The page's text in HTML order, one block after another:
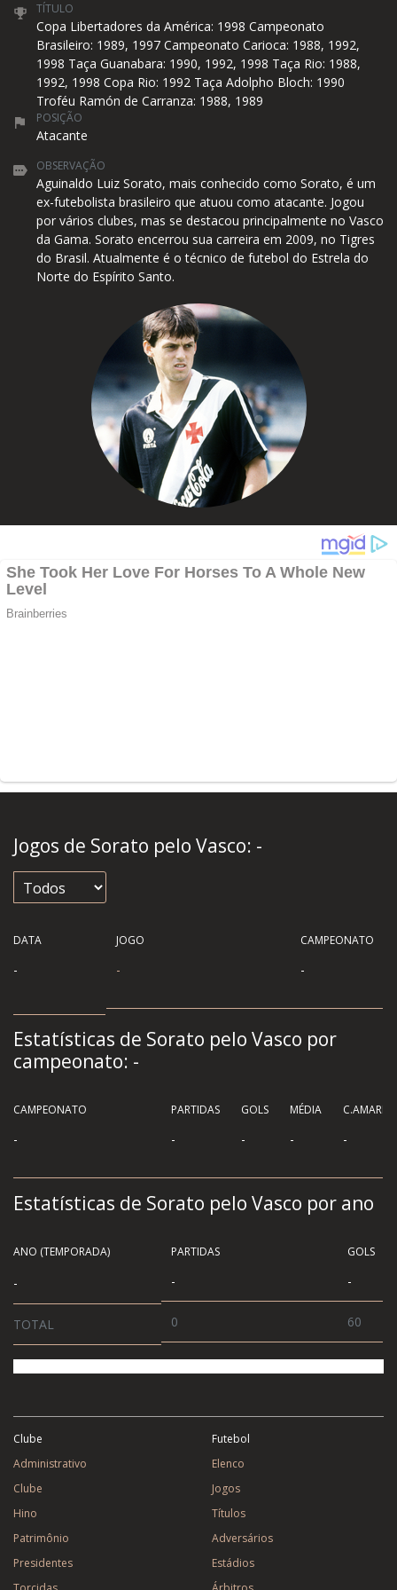
TÍTULO
Copa Libertadores da América: 1998 Campeonato
Brasileiro: 1989, 1997 Campeonato Carioca: 1988, 1992,
1998 Taça Guanabara: 1990, 1992, 1998 Taça Rio: 1988,
1992, 1998 Copa Rio: 1992 Taça Adolpho Bloch: 1990
Troféu Ramón de Carranza: 1988, 1989
POSIÇÃO
Atacante
OBSERVAÇÃO
Aguinaldo Luiz Sorato, mais conhecido como Sorato, é um
ex-futebolista brasileiro que atuou como atacante. Jogou
por vários clubes, mas se destacou principalmente no Vasco
da Gama. Sorato encerrou sua carreira em 2009, no Tigres
do Brasil. Atualmente é o técnico de futebol do Estrela do
Norte do Espírito Santo.
Jogos de Sorato pelo Vasco: -
DATA
-
JOGO CAMPEONATO
- -
Estatísticas de Sorato pelo Vasco por
campeonato: -
CAMPEONATO
-
PARTIDAS GOLS MÉDIA
- - - -
Estatísticas de Sorato pelo Vasco por ano
ANO (TEMPORADA)
-
TOTAL
PARTIDAS GOLS
- -
0 60
Clube
Administrativo
Clube
Hino
Patrimônio
Presidentes
Futebol
Elenco
Jogos
Títulos
Adversários
Estádios